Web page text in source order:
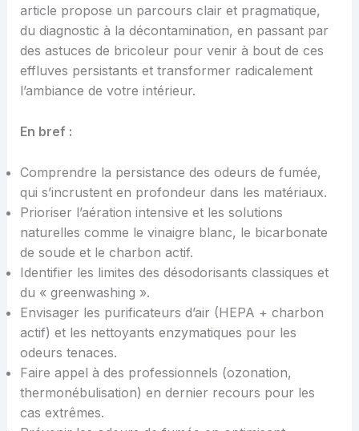
article propose un parcours clair et pragmatique,
du diagnostic à la décontamination, en passant par
des astuces de bricoleur pour venir à bout de ces
effluves persistants et transformer radicalement
l’ambiance de votre intérieur.
En bref :
Comprendre la persistance des odeurs de fumée,
qui s’incrustent en profondeur dans les matériaux.
Prioriser l’aération intensive et les solutions
naturelles comme le vinaigre blanc, le bicarbonate
de soude et le charbon actif.
Identifier les limites des désodorisants classiques et
du « greenwashing ».
Envisager les purificateurs d’air (HEPA + charbon
actif) et les nettoyants enzymatiques pour les
odeurs tenaces.
Faire appel à des professionnels (ozonation,
thermonébulisation) en dernier recours pour les
cas extrêmes.